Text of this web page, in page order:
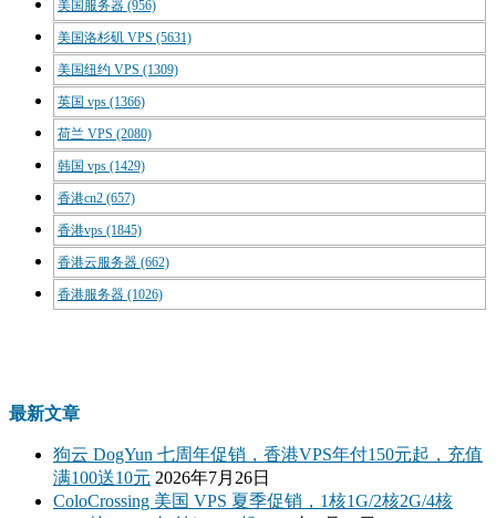
美国服务器 (956)
美国洛杉矶 VPS (5631)
美国纽约 VPS (1309)
英国 vps (1366)
荷兰 VPS (2080)
韩国 vps (1429)
香港cn2 (657)
香港vps (1845)
香港云服务器 (662)
香港服务器 (1026)
最新文章
狗云 DogYun 七周年促销，香港VPS年付150元起，充值
满100送10元 2026年7月26日
ColoCrossing 美国 VPS 夏季促销，1核1G/2核2G/4核